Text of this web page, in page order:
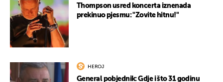
Thompson usred koncerta iznenada
prekinuo pjesmu: "Zovite hitnu!"
HEROJ
General pobjednik: Gdje i što 31 godinu